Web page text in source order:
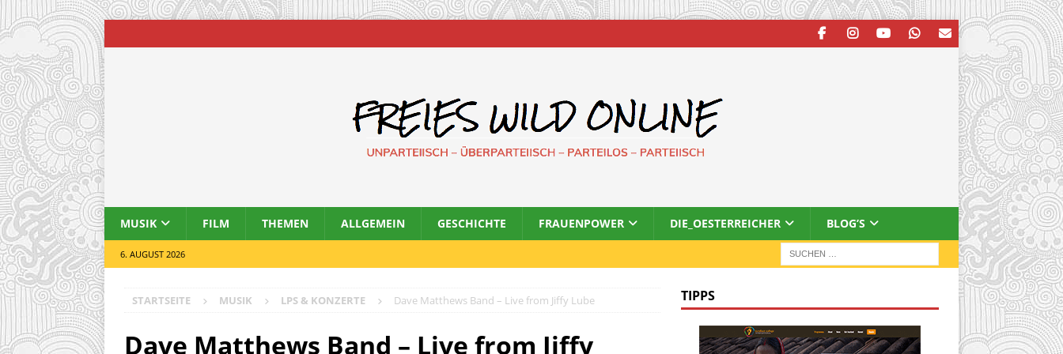
MUSIK FILM THEMEN ALLGEMEIN GESCHICHTE FRAUENPOWER DIE_OESTERREICHER BLOG’S
6. AUGUST 2026
STARTSEITE MUSIK LPS & KONZERTE Dave Matthews Band – Live from Jiffy Lube
Dave Matthews Band – Live from Jiffy
TIPPS